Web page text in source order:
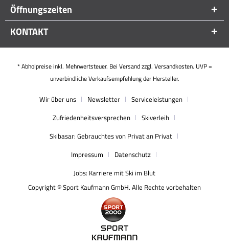
Öffnungszeiten
KONTAKT
* Abholpreise inkl. Mehrwertsteuer. Bei Versand zzgl. Versandkosten. UVP =
unverbindliche Verkaufsempfehlung der Hersteller.
Wir über uns Newsletter
Serviceleistungen
Zufriedenheitsversprechen
Skiverleih
Skibasar: Gebrauchtes von Privat an Privat
Impressum
Datenschutz
Jobs: Karriere mit Ski im Blut
Copyright © Sport Kaufmann GmbH. Alle Rechte vorbehalten